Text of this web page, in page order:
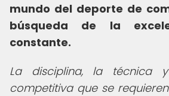
mundo del deporte de
búsqueda de la
constante.
La disciplina, la técnica
competitiva que se